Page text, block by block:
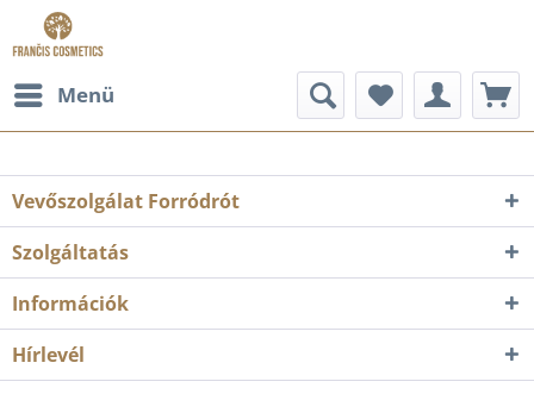
Menü
Vevőszolgálat Forródrót
Szolgáltatás
Információk
Hírlevél